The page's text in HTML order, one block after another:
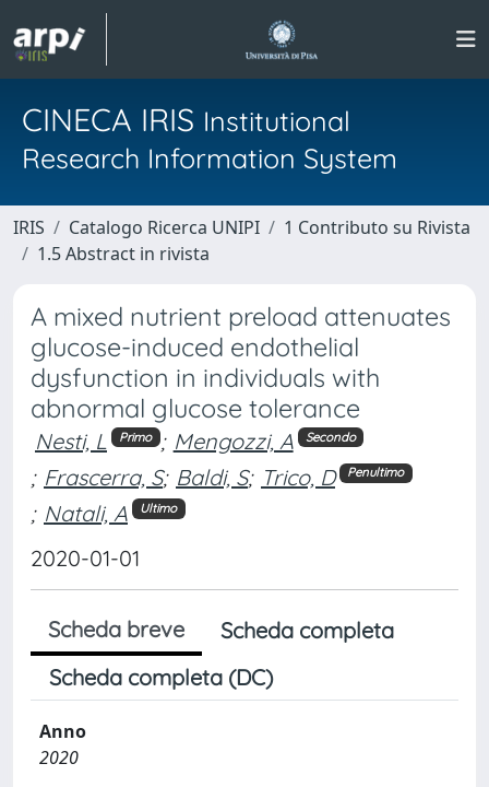
CINECA IRIS Institutional
Research Information System
IRIS Catalogo Ricerca UNIPI
1 Contributo su Rivista
1.5 Abstract in rivista
A mixed nutrient preload attenuates
glucose-induced endothelial
dysfunction in individuals with
abnormal glucose tolerance
Nesti, L Primo ; Mengozzi, A Secondo
; Frascerra, S; Baldi, S; Trico, D Penultimo
; Natali, A Ultimo
2020-01-01
Scheda breve
Scheda completa
Scheda completa (DC)
Anno
2020